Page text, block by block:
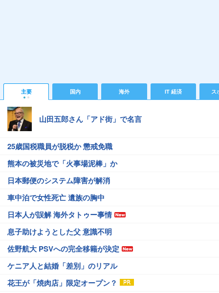
主要 国内 海外 IT 経済 ス
山田五郎さん「アド街」で名言
25歳国税職員が脱税か 懲戒免職
熊本の被災地で「火事場泥棒」か
日本郵便のシステム障害が解消
車中泊で女性死亡 遺族の胸中
日本人が誤解 海外タトゥー事情
息子助けようとした父 意識不明
佐野航大 PSVへの完全移籍が決定
ケニア人と結婚「差別」のリアル
花王が「焼肉店」限定オープン？